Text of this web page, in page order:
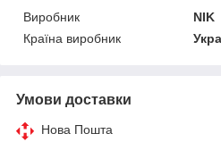
Виробник
NIK
Країна виробник
Умови доставки
Нова Пошта